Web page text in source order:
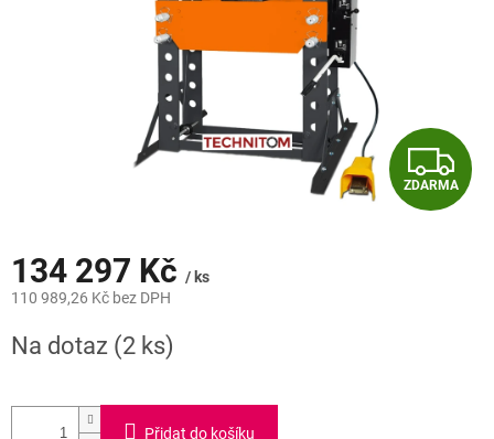
Z
D
ZDARMA
134 297 Kč / ks
110 989,26 Kč bez DPH
cena:
Na dotaz (2 ks)
Přidat do košíku